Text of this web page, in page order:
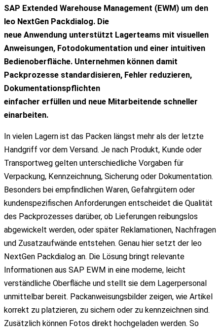
SAP Extended Warehouse Management (EWM) um den
leo NextGen Packdialog. Die
neue Anwendung unterstützt Lagerteams mit visuellen
Anweisungen, Fotodokumentation und einer intuitiven
Bedienoberfläche. Unternehmen können damit
Packprozesse standardisieren, Fehler reduzieren,
Dokumentationspflichten
einfacher erfüllen und neue Mitarbeitende schneller
einarbeiten.
In vielen Lagern ist das Packen längst mehr als der letzte
Handgriff vor dem Versand. Je nach Produkt, Kunde oder
Transportweg gelten unterschiedliche Vorgaben für
Verpackung, Kennzeichnung, Sicherung oder Dokumentation.
Besonders bei empfindlichen Waren, Gefahrgütern oder
kundenspezifischen Anforderungen entscheidet die Qualität
des Packprozesses darüber, ob Lieferungen reibungslos
abgewickelt werden, oder später Reklamationen, Nachfragen
und Zusatzaufwände entstehen. Genau hier setzt der leo
NextGen Packdialog an. Die Lösung bringt relevante
Informationen aus SAP EWM in eine moderne, leicht
verständliche Oberfläche und stellt sie dem Lagerpersonal
unmittelbar bereit. Packanweisungsbilder zeigen, wie Artikel
korrekt zu platzieren, zu sichern oder zu kennzeichnen sind.
Zusätzlich können Fotos direkt hochgeladen werden. So